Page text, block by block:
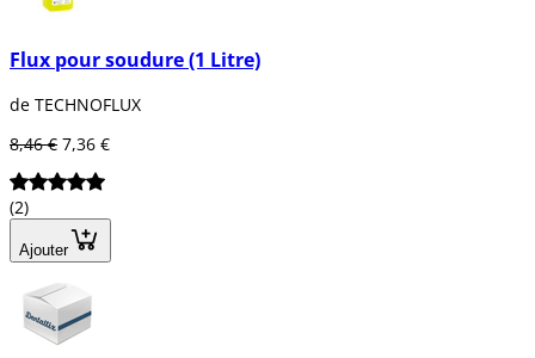
Flux pour soudure (1 Litre)
de TECHNOFLUX
8,46 € 7,36 €
(2)
Ajouter